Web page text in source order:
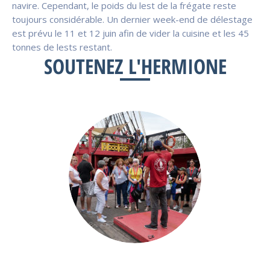
navire. Cependant, le poids du lest de la frégate reste
toujours considérable. Un dernier week-end de délestage
est prévu le 11 et 12 juin afin de vider la cuisine et les 45
tonnes de lests restant.
SOUTENEZ L'HERMIONE